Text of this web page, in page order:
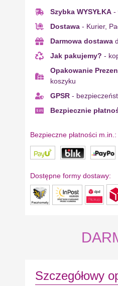
Szybka WYSYŁKA -
Dostawa - Kurier,
Darmowa dostawa
Jak pakujemy? -
Opakowanie
koszyku
GPSR -
Bezpiecznie
Bezpieczne płatności m.in.:
Dostępne formy dostawy:
Szczegółowy